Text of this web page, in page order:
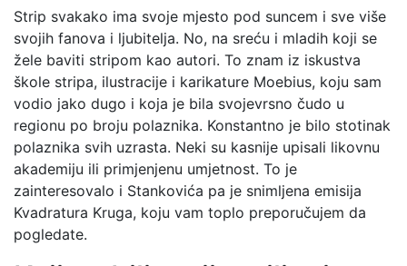
Strip svakako ima svoje mjesto pod suncem i sve više
svojih fanova i ljubitelja. No, na sreću i mladih koji se
žele baviti stripom kao autori. To znam iz iskustva
škole stripa, ilustracije i karikature Moebius, koju sam
vodio jako dugo i koja je bila svojevrsno čudo u
regionu po broju polaznika. Konstantno je bilo stotinak
polaznika svih uzrasta. Neki su kasnije upisali likovnu
akademiju ili primjenjenu umjetnost. To je
zainteresovalo i Stankovića pa je snimljena emisija
Kvadratura Kruga, koju vam toplo preporučujem da
pogledate.